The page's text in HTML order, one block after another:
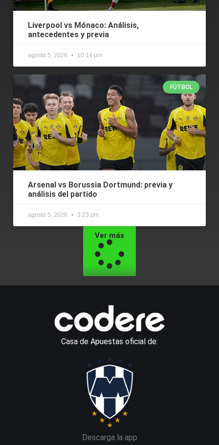
Liverpool vs Mónaco: Análisis,
antecedentes y previa
agosto 5, 2026 10:14 pm
FÚTBOL
Arsenal vs Borussia Dortmund: previa y
análisis del partido
agosto 5, 2026 3:23 pm
Ver más
Casa de Apuestas oficial de:
Descarga la app